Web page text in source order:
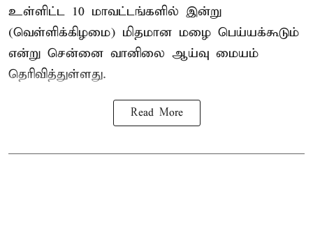
உள்ளிட்ட 10 மாவட்டங்களில் இன்று
(வெள்ளிக்கிழமை) மிதமான மழை பெய்யக்கூடும்
என்று சென்னை வானிலை ஆய்வு மையம்
தெரிவித்துள்ளது.
Read More